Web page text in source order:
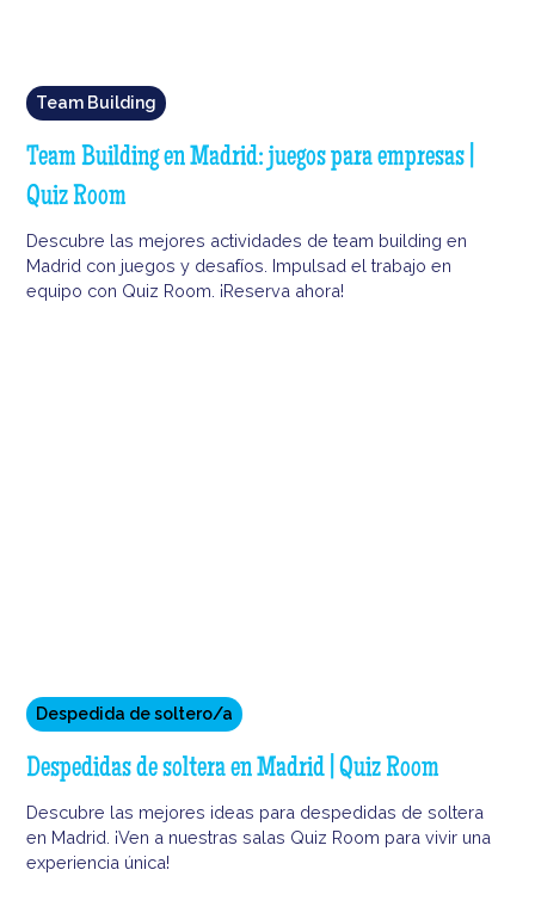
Team Building
Team Building en Madrid: juegos para empresas |
Quiz Room
Descubre las mejores actividades de team building en
Madrid con juegos y desafíos. Impulsad el trabajo en
equipo con Quiz Room. ¡Reserva ahora!
Despedida de soltero/a
Despedidas de soltera en Madrid | Quiz Room
Descubre las mejores ideas para despedidas de soltera
en Madrid. ¡Ven a nuestras salas Quiz Room para vivir una
experiencia única!